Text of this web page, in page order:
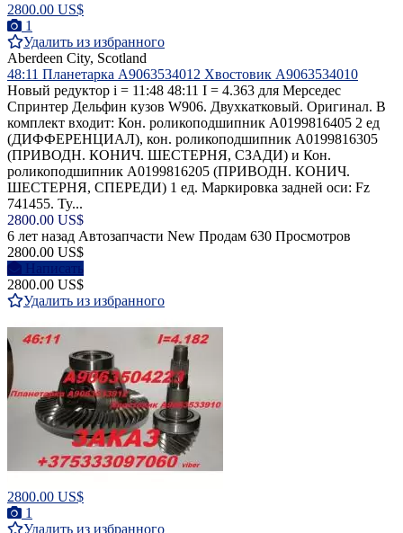
2800.00 US$
1
Удалить из избранного
Aberdeen City, Scotland
48:11 Планетарка A9063534012 Хвостовик A9063534010
Новый редуктор i = 11:48 48:11 I = 4.363 для Мерседес
Спринтер Дельфин кузов W906. Двухкатковый. Оригинал. В
комплект входит: Кон. роликоподшипник A0199816405 2 ед
(ДИФФЕРЕНЦИАЛ), кон. роликоподшипник A0199816305
(ПРИВОДН. КОНИЧ. ШЕСТЕРНЯ, СЗАДИ) и Кон.
роликоподшипник A0199816205 (ПРИВОДН. КОНИЧ.
ШЕСТЕРНЯ, СПЕРЕДИ) 1 ед. Маркировка задней оси: Fz
741455. Ty...
2800.00 US$
6 лет назад Автозапчасти New Продам 630 Просмотров
2800.00 US$
Написать
2800.00 US$
Удалить из избранного
2800.00 US$
1
Удалить из избранного